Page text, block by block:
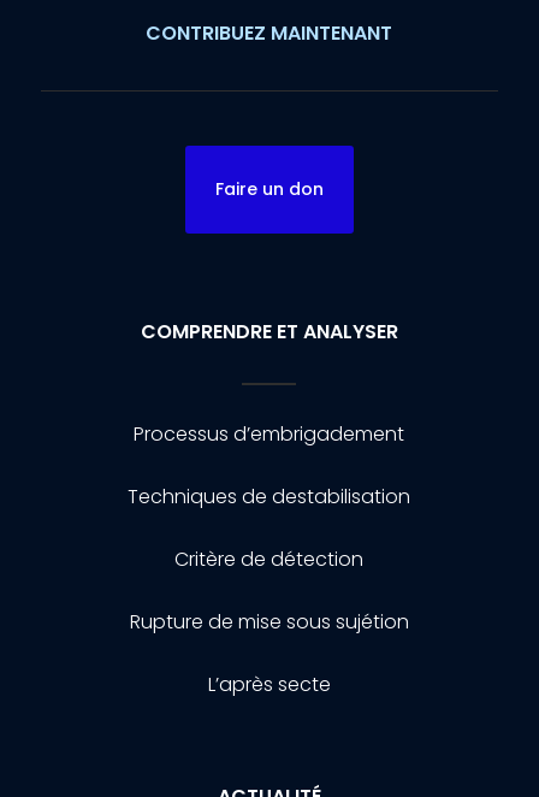
CONTRIBUEZ MAINTENANT
Faire un don
COMPRENDRE ET ANALYSER
Processus d’embrigadement
Techniques de destabilisation
Critère de détection
Rupture de mise sous sujétion
L’après secte